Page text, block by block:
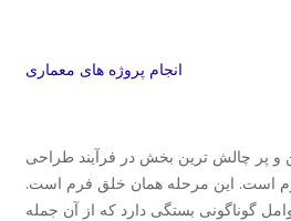
انجام پروژه های معماری
و پر چالش ترین بخش در فرآیند طراحی
است. این مرحله همان خلق فرم است.
گوناگونی بستگی دارد که از آن جمله